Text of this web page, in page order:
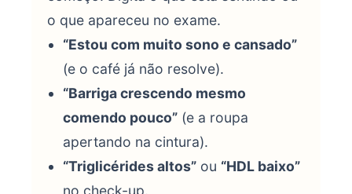
o que apareceu no exame.
“Estou com muito sono e cansado”
(e o café já não resolve).
“Barriga crescendo mesmo
comendo pouco” (e a roupa
apertando na cintura).
“Triglicérides altos” ou “HDL baixo”